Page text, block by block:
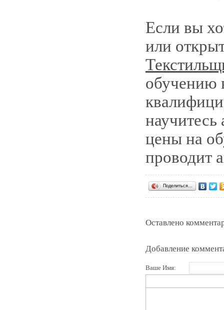
Если вы
или
обучению
цены на
проводит
Поделиться…
Оставлено
Добавление
Ваше Имя: